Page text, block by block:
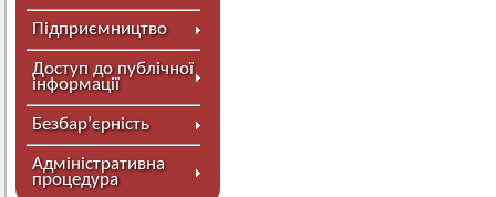
Підприємництво
Доступ до публічної
інформації
Безбар’єрність
Адміністративна
процедура